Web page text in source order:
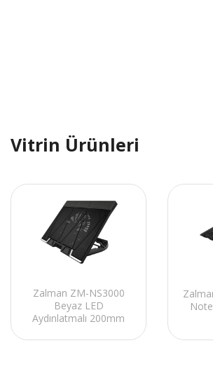
Vitrin Ürünleri
Zalman ZM-NS3000
Beyaz LED
Aydınlatmalı 200mm
Soğutucu Stand